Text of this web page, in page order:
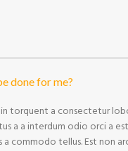
done for me?
in torquent a consectetur
a a interdum odio orci a
a commodo tellus. Est non